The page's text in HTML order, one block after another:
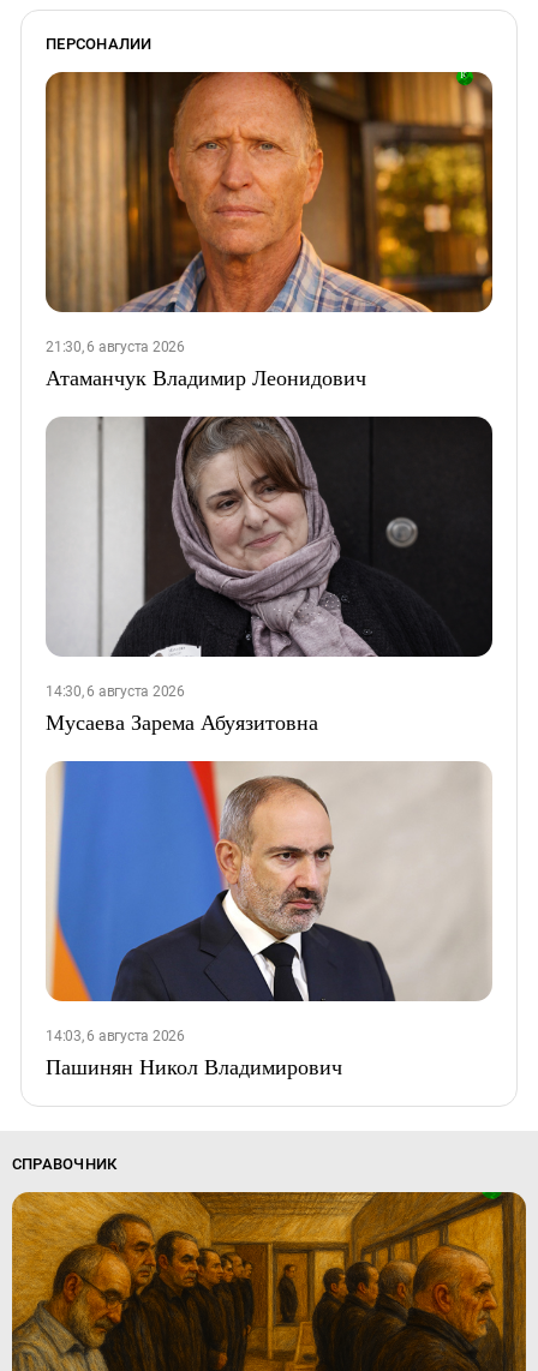
ПЕРСОНАЛИИ
21:30, 6 августа 2026
Атаманчук Владимир Леонидович
14:30, 6 августа 2026
Мусаева Зарема Абуязитовна
14:03, 6 августа 2026
Пашинян Никол Владимирович
СПРАВОЧНИК